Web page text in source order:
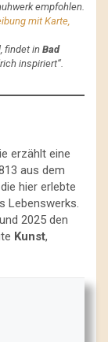
empfohlen.
mit Karte,
findet inBad
inspiriert“.
erzählt eine
aus dem
hier erlebte
Lebenswerks.
2025 den
Kunst,